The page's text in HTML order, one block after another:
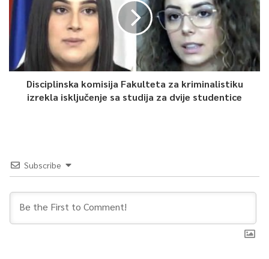
Disciplinska komisija Fakulteta za kriminalistiku
izrekla isključenje sa studija za dvije studentice
Subscribe